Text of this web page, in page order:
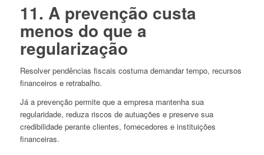
11. A prevenção custa
menos do que a
regularização
Resolver pendências fiscais costuma demandar tempo, recursos
financeiros e retrabalho.
Já a prevenção permite que a empresa mantenha sua
regularidade, reduza riscos de autuações e preserve sua
credibilidade perante clientes, fornecedores e instituições
financeiras.